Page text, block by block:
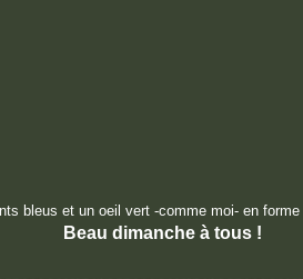
bleus et un oeil vert -comme moi- en
Beau dimanche à tous !